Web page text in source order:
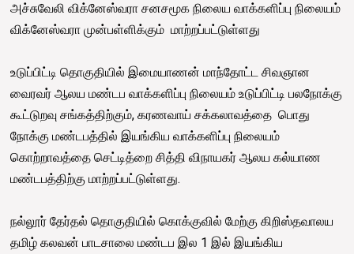
அச்சுவேலி விக்னேஸ்வரா சனசமூக நிலைய வாக்களிப்பு நிலையம்
விக்னேஸ்வரா முன்பள்ளிக்கும் மாற்றப்பட்டுள்ளது
உடுப்பிட்டி தொகுதியில் இமையாணன் மாந்தோட்ட சிவஞான
வைரவர் ஆலய மண்டப வாக்களிப்பு நிலையம் உடுப்பிட்டி பலநோக்கு
கூட்டுறவு சங்கத்திற்கும், கரணவாய் சக்கலாவத்தை பொது
நோக்கு மண்டபத்தில் இயங்கிய வாக்களிப்பு நிலையம்
கொற்றாவத்தை செட்டித்றை சித்தி விநாயகர் ஆலய கல்யாண
மண்டபத்திற்கு மாற்றப்பட்டுள்ளது.
நல்லூர் தேர்தல் தொகுதியில் கொக்குவில் மேற்கு கிறிஸ்தவாலய
தமிழ் கலவன் பாடசாலை மண்டப இல 1 இல் இயங்கிய